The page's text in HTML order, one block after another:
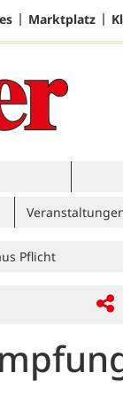
Marktplatz
Pflicht